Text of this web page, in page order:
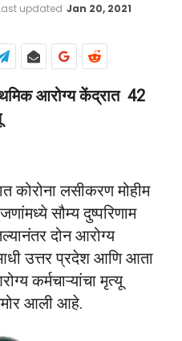
updated Jan 20, 2021
आरोग्य केंद्रात 42
कोरोना लसीकरण मोहीम
सौम्य दुष्परिणाम
दोन आरोग्य
उत्तर प्रदेश आणि आता
कर्मचाऱ्यांचा मृत्यू
आली आहे.